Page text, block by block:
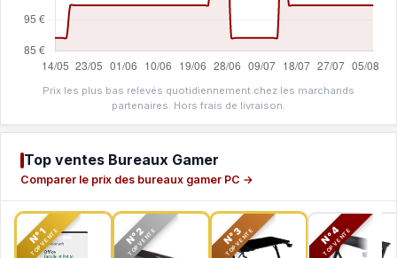
Prix les plus bas relevés quotidiennement chez les marchands
partenaires. Hors frais de livraison.
Top ventes Bureaux Gamer
Comparer le prix des bureaux gamer PC →
N°1
TOP VENTE N°2
TOP VENTE N°3
TOP VENTE N°4
TOP VENTE